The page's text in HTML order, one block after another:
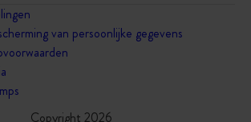
van persoonlijke gegevens
Copyright 2026